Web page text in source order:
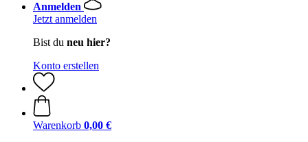
Anmelden
Jetzt anmelden
Bist du neu hier?
Konto erstellen
Warenkorb 0,00 €